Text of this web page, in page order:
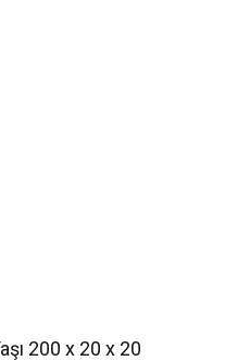
200 x 20 x 20